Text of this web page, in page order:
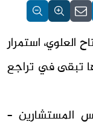
العلوي، استمرار
تبقى في تراجع
المستشارين –